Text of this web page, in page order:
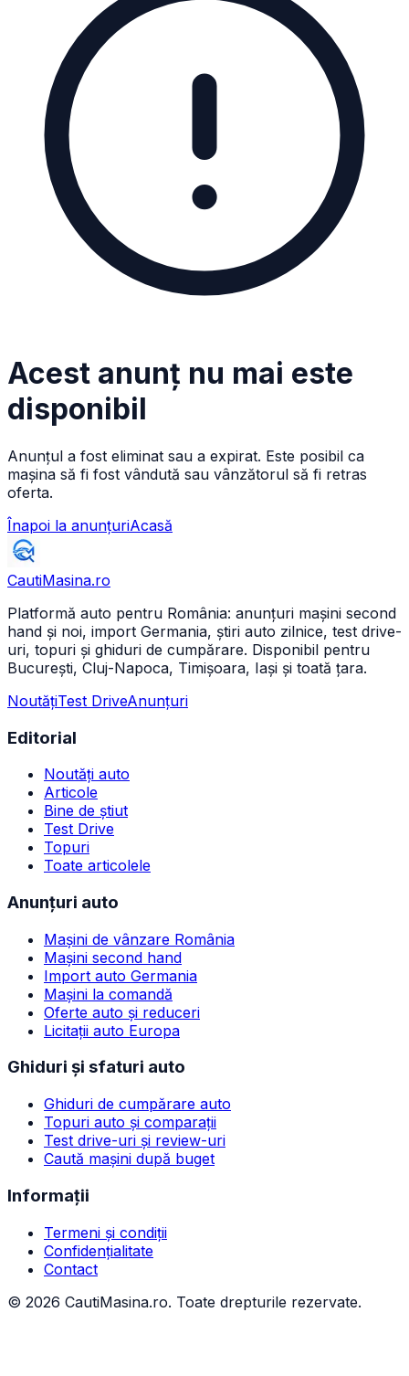
Acest anunț nu mai este
disponibil
Anunțul a fost eliminat sau a expirat. Este posibil ca
mașina să fi fost vândută sau vânzătorul să fi retras
oferta.
Înapoi la anunțuriAcasă
CautiMasina.ro
Platformă auto pentru România: anunțuri mașini second
hand și noi, import Germania, știri auto zilnice, test drive-
uri, topuri și ghiduri de cumpărare. Disponibil pentru
București, Cluj-Napoca, Timișoara, Iași și toată țara.
NoutățiTest DriveAnunțuri
Editorial
Noutăți auto
Articole
Bine de știut
Test Drive
Topuri
Toate articolele
Anunțuri auto
Mașini de vânzare România
Mașini second hand
Import auto Germania
Mașini la comandă
Oferte auto și reduceri
Licitații auto Europa
Ghiduri și sfaturi auto
Ghiduri de cumpărare auto
Topuri auto și comparații
Test drive-uri și review-uri
Caută mașini după buget
Informații
Termeni și condiții
Confidențialitate
Contact
© 2026 CautiMasina.ro. Toate drepturile rezervate.